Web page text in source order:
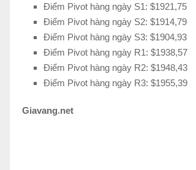
Điểm Pivot hàng ngày S1: $1921,75
Điểm Pivot hàng ngày S2: $1914,79
Điểm Pivot hàng ngày S3: $1904,93
Điểm Pivot hàng ngày R1: $1938,57
Điểm Pivot hàng ngày R2: $1948,43
Điểm Pivot hàng ngày R3: $1955,39
Giavang.net